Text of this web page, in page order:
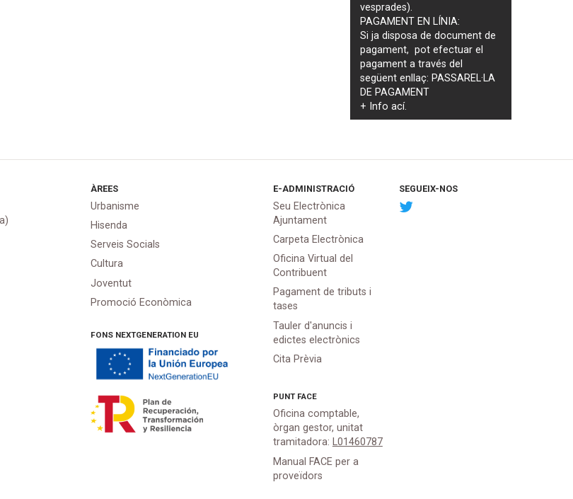
vesprades).
PAGAMENT EN LÍNIA:
Si ja disposa de document de
pagament, pot efectuar el
pagament a través del
següent enllaç: PASSAREL·LA
DE PAGAMENT
+ Infoací.
ÀREES
Urbanisme
Hisenda
Serveis Socials
Cultura
Joventut
Promoció Econòmica
FONS NEXTGENERATION EU
E-ADMINISTRACIÓ
Seu Electrònica
Ajuntament
Carpeta Electrònica
Oficina Virtual del
Contribuent
Pagament de tributs i
tases
Tauler d'anuncis i
edictes electrònics
Cita Prèvia
PUNT FACE
Oficina comptable,
òrgan gestor, unitat
tramitadora: L01460787
Manual FACE per a
proveïdors
SEGUEIX-NOS